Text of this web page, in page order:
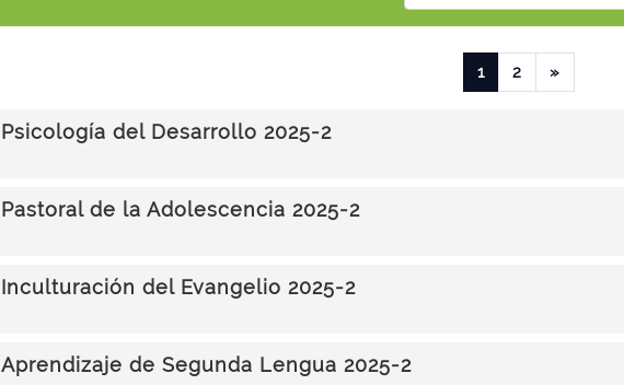
1(actual)
2 »
Psicología del Desarrollo 2025-2
Pastoral de la Adolescencia 2025-2
Inculturación del Evangelio 2025-2
Aprendizaje de Segunda Lengua 2025-2